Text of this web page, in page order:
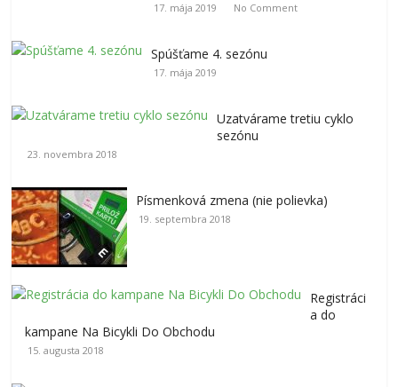
17. mája 2019 No Comment
Spúšťame 4. sezónu
17. mája 2019
Uzatvárame tretiu cyklo
sezónu
23. novembra 2018
Písmenková zmena (nie polievka)
19. septembra 2018
Registráci
a do
kampane Na Bicykli Do Obchodu
15. augusta 2018